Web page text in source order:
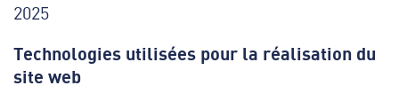
2025
Technologies utilisées pour la réalisation du
site web